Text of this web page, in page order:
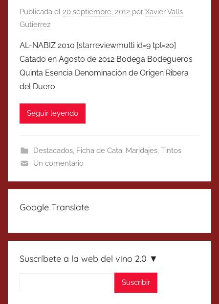
Publicada el 20 septiembre, 2012 por Xavier Valls
Gutierrez
AL-NABIZ 2010 [starreviewmulti id=9 tpl=20]
Catado en Agosto de 2012 Bodega Bodegueros
Quinta Esencia Denominación de Origen Ribera
del Duero
Seguir leyendo
Destacados, Ficha de Cata, Maridajes, Tintos
Un comentario
Google Translate
Suscríbete a la web del vino 2.0 ▼